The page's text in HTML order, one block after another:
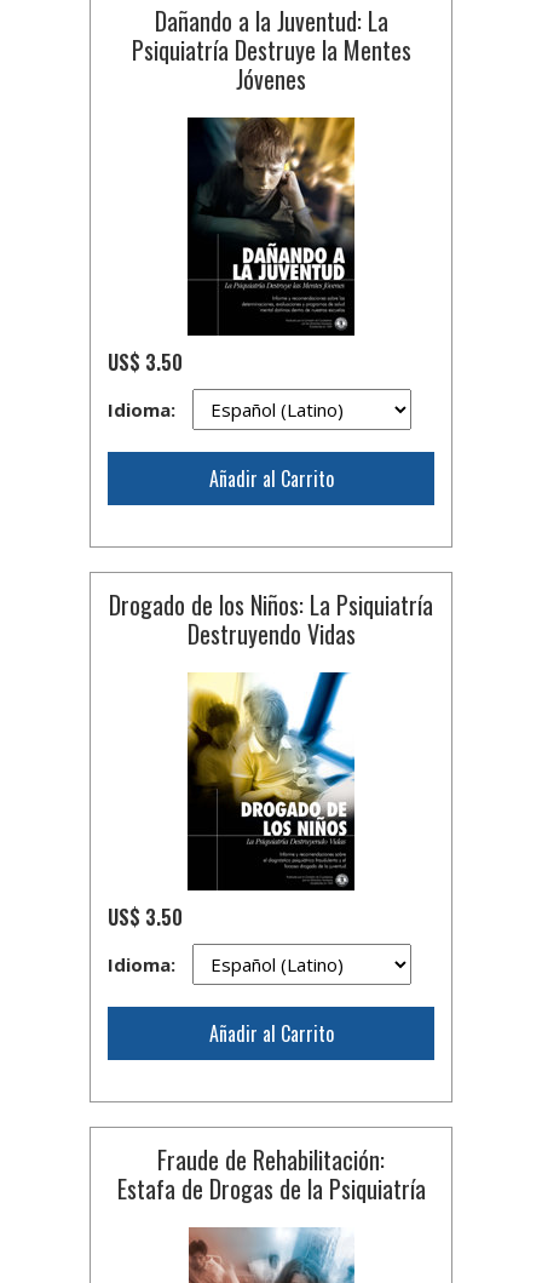
Dañando a la Juventud: La
Psiquiatría Destruye la Mentes
Jóvenes
US$ 3.50
Idioma:
Añadir al Carrito
Drogado de los Niños: La Psiquiatría
Destruyendo Vidas
US$ 3.50
Idioma:
Añadir al Carrito
Fraude de Rehabilitación:
Estafa de Drogas de la Psiquiatría